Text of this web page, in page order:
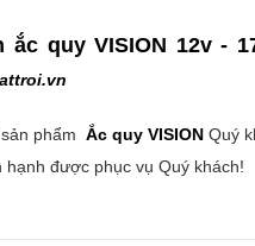
ắc quy VISION 12v -
phẩm Ắc quy VISION Quý
được phục vụ Quý khách!